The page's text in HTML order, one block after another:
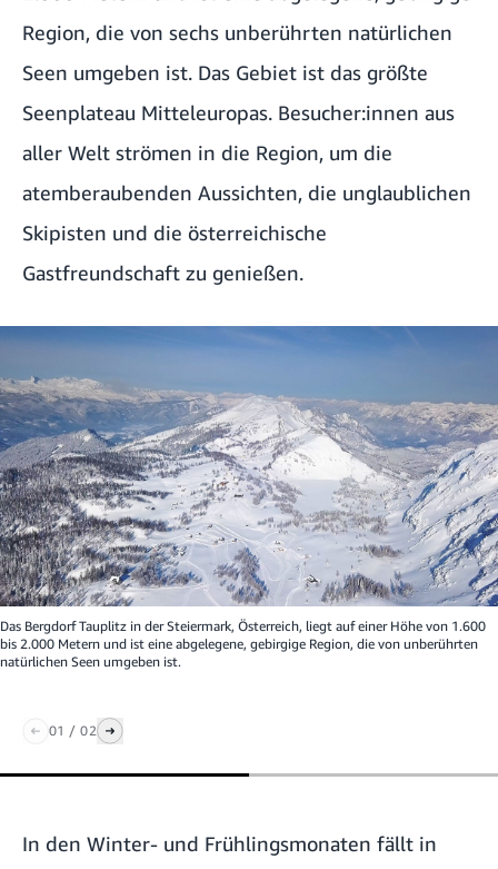
Region, die von sechs unberührten natürlichen
Seen umgeben ist. Das Gebiet ist das größte
Seenplateau Mitteleuropas. Besucher:innen aus
aller Welt strömen in die Region, um die
atemberaubenden Aussichten, die unglaublichen
Skipisten und die österreichische
Gastfreundschaft zu genießen.
Das Bergdorf Tauplitz in der Steiermark, Österreich, liegt auf einer Höhe von 1.600
bis 2.000 Metern und ist eine abgelegene, gebirgige Region, die von unberührten
natürlichen Seen umgeben ist.
01 / 02
In den Winter- und Frühlingsmonaten fällt in